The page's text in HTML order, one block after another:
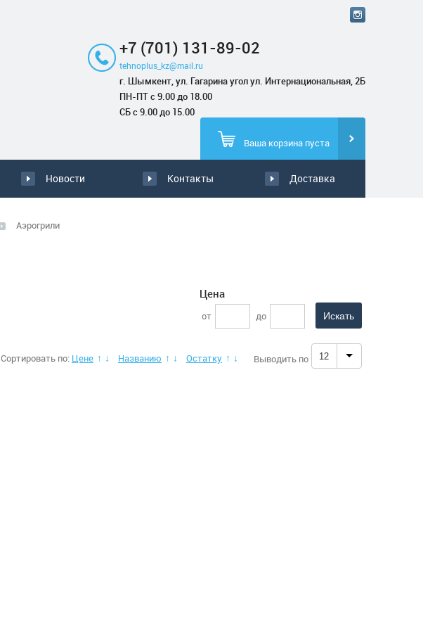
+7 (701) 131-89-02
tehnoplus_kz@mail.ru
г. Шымкент, ул. Гагарина угол ул. Интернациональная, 2Б
ПН-ПТ с 9.00 до 18.00
СБ с 9.00 до 15.00
Новости Контакты Доставка
Ваша корзина пуста
Аэрогрили
Цена
от до
Сортировать по: Цене ↑ ↓ Названию ↑ ↓ Остатку ↑ ↓ Выводить по 12